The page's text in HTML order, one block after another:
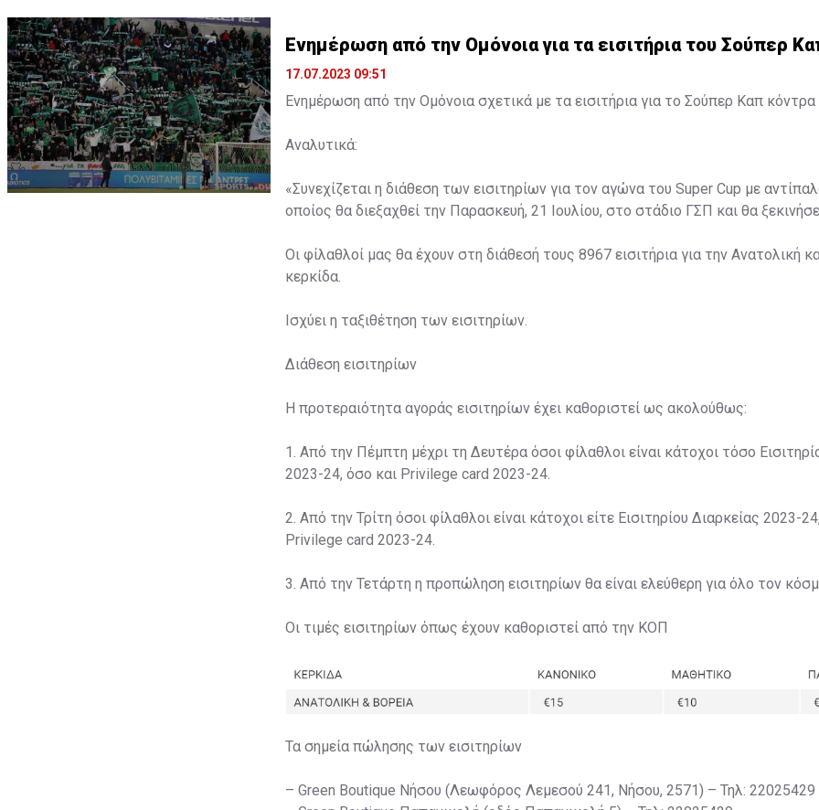
Ενημέρωση από την Ομόνοια για τα εισιτήρια του Σούπερ
17.07.2023 09:51
Ενημέρωση από την Ομόνοια σχετικά με τα εισιτήρια για το Σούπερ Καπ κόντρα
Αναλυτικά:
«Συνεχίζεται η διάθεση των εισιτηρίων για τον αγώνα του Super Cup με
οποίος θα διεξαχθεί την Παρασκευή, 21 Ιουλίου, στο στάδιο ΓΣΠ και θα
Οι φίλαθλοί μας θα έχουν στη διάθεσή τους 8967 εισιτήρια για την Ανατολική
κερκίδα.
Ισχύει η ταξιθέτηση των εισιτηρίων.
Διάθεση εισιτηρίων
Η προτεραιότητα αγοράς εισιτηρίων έχει καθοριστεί ως ακολούθως:
1. Από την Πέμπτη μέχρι τη Δευτέρα όσοι φίλαθλοι είναι κάτοχοι τόσο
2023-24, όσο και Privilege card 2023-24.
2. Από την Τρίτη όσοι φίλαθλοι είναι κάτοχοι είτε Εισιτηρίου Διαρκείας 2023-
Privilege card 2023-24.
3. Από την Τετάρτη η προπώληση εισιτηρίων θα είναι ελεύθερη για όλο τον
Οι τιμές εισιτηρίων όπως έχουν καθοριστεί από την ΚΟΠ
Τα σημεία πώλησης των εισιτηρίων
– Green Boutique Νήσου (Λεωφόρος Λεμεσού 241, Νήσου, 2571) – Τηλ: 22025429